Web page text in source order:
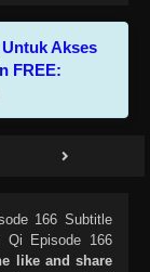
Akses
FREE:
166 Subtitle
Qi Episode 166
like and share